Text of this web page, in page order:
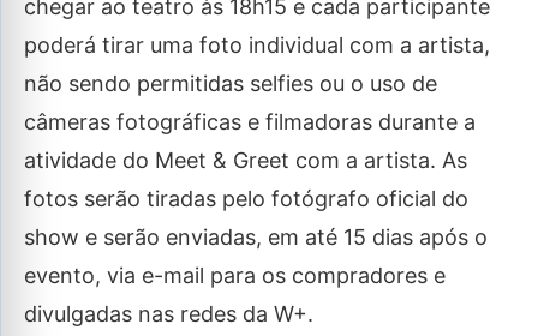
chegar ao teatro às 18h15 e cada participante
poderá tirar uma foto individual com a artista,
não sendo permitidas selfies ou o uso de
câmeras fotográficas e filmadoras durante a
atividade do Meet & Greet com a artista. As
fotos serão tiradas pelo fotógrafo oficial do
show e serão enviadas, em até 15 dias após o
evento, via e-mail para os compradores e
divulgadas nas redes da W+.